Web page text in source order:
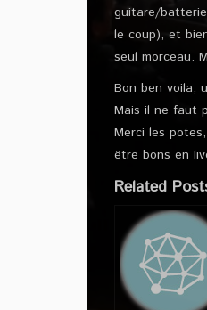
guitare/
le coup), et
seul morceau.
Bon ben voila,
Mais il ne faut
Merci les
être bons en
Related